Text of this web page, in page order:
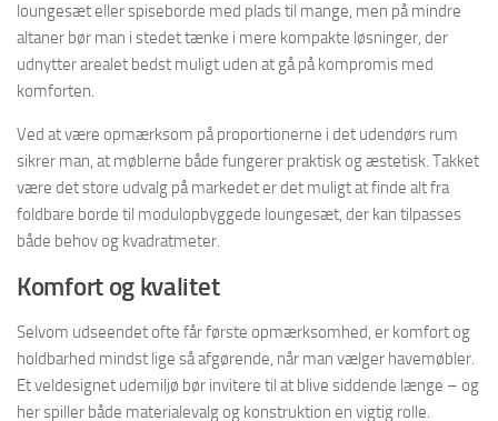
loungesæt eller spiseborde med plads til mange, men på mindre
altaner bør man i stedet tænke i mere kompakte løsninger, der
udnytter arealet bedst muligt uden at gå på kompromis med
komforten.
Ved at være opmærksom på proportionerne i det udendørs rum
sikrer man, at møblerne både fungerer praktisk og æstetisk. Takket
være det store udvalg på markedet er det muligt at finde alt fra
foldbare borde til modulopbyggede loungesæt, der kan tilpasses
både behov og kvadratmeter.
Komfort og kvalitet
Selvom udseendet ofte får første opmærksomhed, er komfort og
holdbarhed mindst lige så afgørende, når man vælger havemøbler.
Et veldesignet udemiljø bør invitere til at blive siddende længe – og
her spiller både materialevalg og konstruktion en vigtig rolle.